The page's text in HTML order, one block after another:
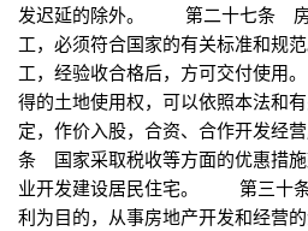
发迟延的除外。 第二十七条 房
工，必须符合国家的有关标准和
工，经验收合格后，方可交付使
得的土地使用权，可以依照本法和
定，作价入股，合资、合作开发
条 国家采取税收等方面的优惠措
业开发建设居民住宅。 第三十
利为目的，从事房地产开发和经营